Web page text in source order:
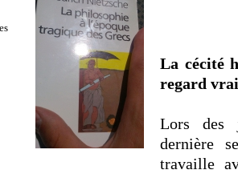
La cécité
regard
Lors des
dernière
travaille